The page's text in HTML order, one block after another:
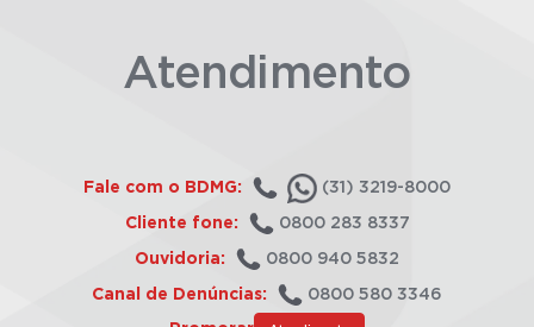
Atendimento
Fale com o BDMG: (31) 3219-8000
Cliente fone: 0800 283 8337
Ouvidoria: 0800 940 5832
Canal de Denúncias: 0800 580 3346